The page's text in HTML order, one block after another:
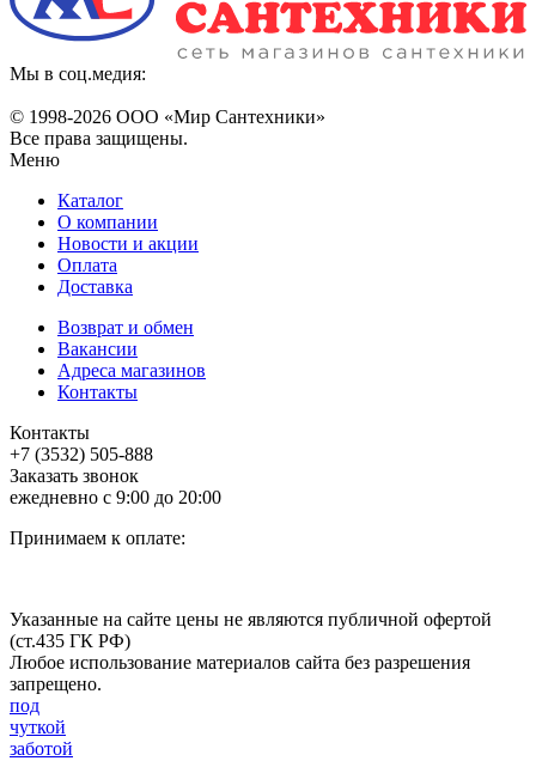
Мы в соц.медия:
© 1998-2026 ООО «Мир Сантехники»
Все права защищены.
Меню
Каталог
О компании
Новости и акции
Оплата
Доставка
Возврат и обмен
Вакансии
Адреса магазинов
Контакты
Контакты
+7 (3532) 505-888
Заказать звонок
ежедневно с 9:00 до 20:00
Принимаем к оплате:
Указанные на сайте цены не являются публичной офертой
(ст.435 ГК РФ)
Любое использование материалов сайта без разрешения
запрещено.
под
чуткой
заботой